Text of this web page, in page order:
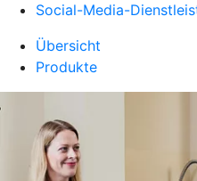
Social-Media-
Übersicht
Produkte